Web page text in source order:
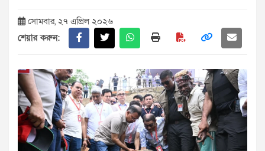
সোমবার, ২৭ এপ্রিল ২০২৬
শেয়ার করুন: